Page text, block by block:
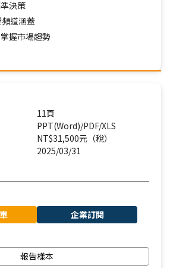
決策
道涵蓋
握市場趨勢
11頁
PPT(Word)/PDF/XLS
NT$31,500元（稅）
2025/03/31
企業訂閱
報告樣本